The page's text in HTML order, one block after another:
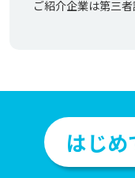
ご紹介企業は第三
はじめ